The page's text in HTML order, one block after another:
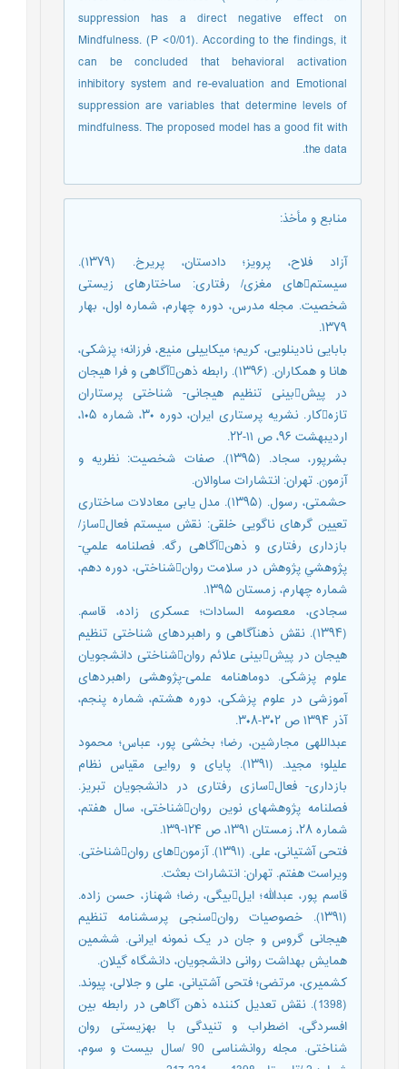
suppression has a direct negative effect on
Mindfulness. (P <0/01). According to the findings, it
can be concluded that behavioral activation
inhibitory system and re-evaluation and Emotional
suppression are variables that determine levels of
mindfulness. The proposed model has a good fit with
the data.
منابع و مأخذ:
آزاد فلاح، پرویز؛ دادستان، پریرخ. (۱۳۷۹).
سیستمهای مغزی/ رفتاری: ساختارهای زیستی
شخصیت. مجله مدرس، دوره چهارم، شماره اول، بهار
۱۳۷۹.
بابایی نادینلویی، کریم؛ میکاییلی منیع، فرزانه؛ پزشکی،
هانا و همکاران. (۱۳۹۶). رابطه ذهنآگاهی و فرا هیجان
در پیشبینی تنظیم هیجانی- شناختی پرستاران
تازهکار. نشریه پرستاری ایران، دوره ۳۰، شماره ۱۰۵،
اردیبهشت ۹۶، ص ۱۱-۲۲.
بشرپور، سجاد. (۱۳۹۵). صفات شخصیت: نظریه و
آزمون. تهران: انتشارات ساوالان.
حشمتی، رسول. (۱۳۹۵). مدل یابی معادلات ساختاری
تعیین گرهای ناگویی خلقی: نقش سیستم فعالساز/
بازداری رفتاری و ذهنآگاهی رگه. فصلنامه علمي-
پژوهشي پژوهش در سلامت روانشناختی، دوره دهم،
شماره چهارم، زمستان ۱۳۹۵.
سجادی، معصومه السادات؛ عسکری زاده، قاسم.
(۱۳۹۴). نقش ذهنآگاهی و راهبردهای شناختی تنظیم
هیجان در پیشبینی علائم روانشناختی دانشجویان
علوم پزشکی. دوماهنامه علمی-پژوهشی راهبردهای
آموزشی در علوم پزشکی، دوره هشتم، شماره پنجم،
آذر ۱۳۹۴ ص ۳۰۲-۳۰۸.
عبداللهی مجارشین، رضا؛ بخشی پور، عباس؛ محمود
علیلو؛ مجید. (۱۳۹۱). پایای و روایی مقیاس نظام
بازداری- فعالسازی رفتاری در دانشجویان تبریز.
فصلنامه پژوهشهای نوین روانشناختی، سال هفتم،
شماره ۲۸، زمستان ۱۳۹۱، ص ۱۲۴-۱۳۹.
فتحی آشتیانی، علی. (۱۳۹۱). آزمونهای روانشناختی.
ویراست هفتم. تهران: انتشارات بعثت.
قاسم پور، عبدالله؛ ایلبیگی، رضا؛ شهناز، حسن زاده.
(۱۳۹۱). خصوصیات روانسنجی پرسشنامه تنظیم
هیجانی گروس و جان در یک نمونه ایرانی. ششمین
همایش بهداشت روانی دانشجویان، دانشگاه گیلان.
کشمیری، مرتضی؛ فتحی آشتیانی، علی و جلالی، پیوند.
(1398). نقش تعدیل کننده ذهن آگاهی در رابطه بین
افسردگی، اضطراب و تنیدگی با بهزیستی روان
شناختی. مجله روانشناسی 90 /سال بیست و سوم،